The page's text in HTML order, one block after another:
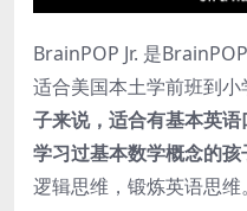
BrainPOP Jr. 是
适合美国本土学前班到小
子来说，适合有基本英
学习过基本数学概念的孩
逻辑思维，锻炼英语思维。